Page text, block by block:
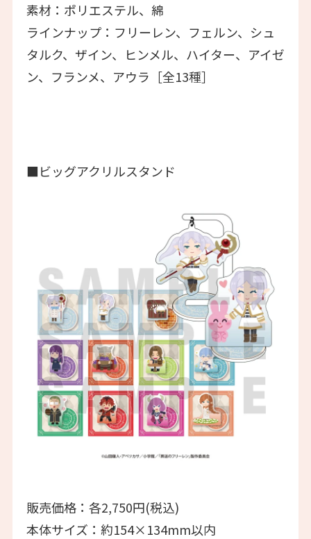
素材：ポリエステル、綿
ラインナップ：フリーレン、フェルン、シュ
タルク、ザイン、ヒンメル、ハイター、アイゼ
ン、フランメ、アウラ［全13種］
■ビッグアクリルスタンド
販売価格：各2,750円(税込)
本体サイズ：約154×134mm以内